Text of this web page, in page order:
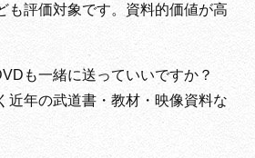
も評価対象です。資料的価値が高
も一緒に送っていいですか？
近年の武道書・教材・映像資料な